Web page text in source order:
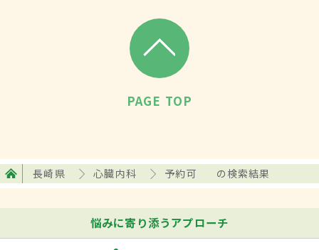
PAGE TOP
長崎県 心臓内科 予約可 の検索結果
悩みに寄り添うアプローチ